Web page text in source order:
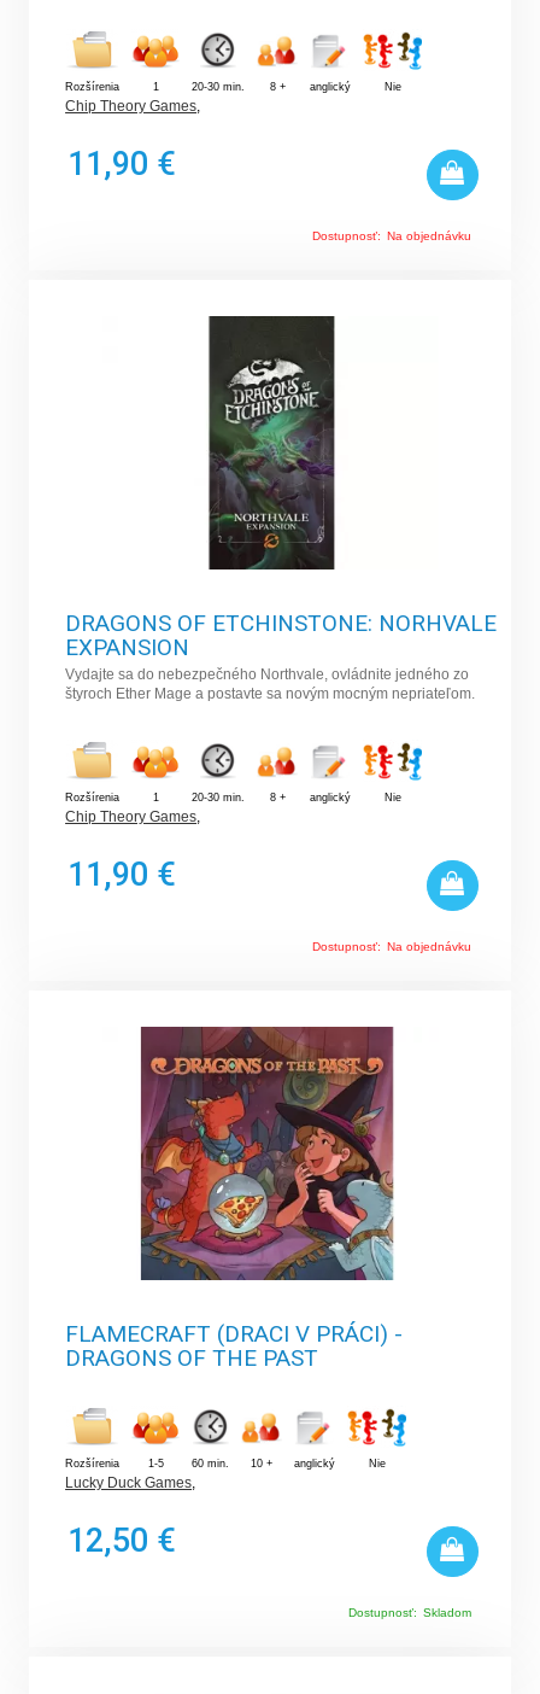
Rozšírenia 1 20-30 min. 8 + anglický Nie
Chip Theory Games
11,90 €
Dostupnosť: Na objednávku
DRAGONS OF ETCHINSTONE: NORHVALE
EXPANSION
Vydajte sa do nebezpečného Northvale, ovládnite jedného zo
štyroch Ether Mage a postavte sa novým mocným nepriateľom.
Rozšírenia 1 20-30 min. 8 + anglický Nie
Chip Theory Games
11,90 €
Dostupnosť: Na objednávku
FLAMECRAFT (DRACI V PRÁCI) -
DRAGONS OF THE PAST
Rozšírenia 1-5 60 min. 10 + anglický Nie
Lucky Duck Games,
12,50 €
Dostupnosť: Skladom